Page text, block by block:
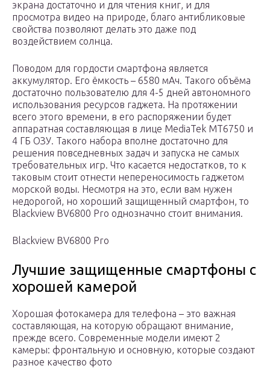
экрана достаточно и для чтения книг, и для
просмотра видео на природе, благо антибликовые
свойства позволяют делать это даже под
воздействием солнца.
Поводом для гордости смартфона является
аккумулятор. Его ёмкость – 6580 мАч. Такого объёма
достаточно пользователю для 4-5 дней автономного
использования ресурсов гаджета. На протяжении
всего этого времени, в его распоряжении будет
аппаратная составляющая в лице MediaTek MT6750 и
4 ГБ ОЗУ. Такого набора вполне достаточно для
решения повседневных задач и запуска не самых
требовательных игр. Что касается недостатков, то к
таковым стоит отнести непереносимость гаджетом
морской воды. Несмотря на это, если вам нужен
недорогой, но хороший защищенный смартфон, то
Blackview BV6800 Pro однозначно стоит внимания.
Blackview BV6800 Pro
Лучшие защищенные смартфоны с
хорошей камерой
Хорошая фотокамера для телефона – это важная
составляющая, на которую обращают внимание,
прежде всего. Современные модели имеют 2
камеры: фронтальную и основную, которые создают
разное качество фото